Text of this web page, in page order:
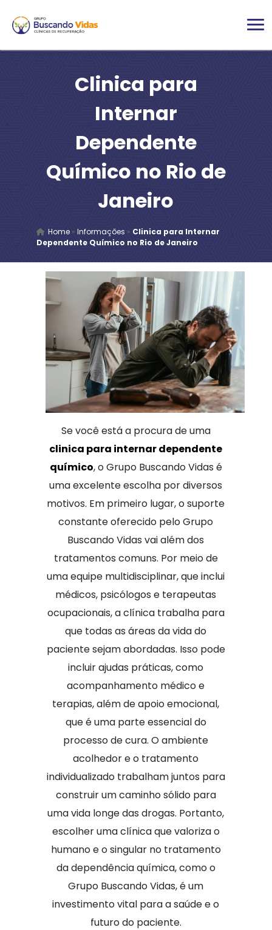
Clinica para
Internar
Dependente
Químico no Rio de
Janeiro
Home» Informações » Clinica para Internar
Dependente Químico no Rio de Janeiro
Se você está a procura de uma
clinica para internar dependente
químico, o Grupo Buscando Vidas é
uma excelente escolha por diversos
motivos. Em primeiro lugar, o suporte
constante oferecido pelo Grupo
Buscando Vidas vai além dos
tratamentos comuns. Por meio de
uma equipe multidisciplinar, que inclui
médicos, psicólogos e terapeutas
ocupacionais, a clínica trabalha para
que todas as áreas da vida do
paciente sejam abordadas. Isso pode
incluir ajudas práticas, como
acompanhamento médico e
terapias, além de apoio emocional,
que é uma parte essencial do
processo de cura. O ambiente
acolhedor e o tratamento
individualizado trabalham juntos para
construir um caminho sólido para
uma vida longe das drogas. Portanto,
escolher uma clínica que valoriza o
humano e o singular no tratamento
da dependência química, como o
Grupo Buscando Vidas, é um
investimento vital para a saúde e o
futuro do paciente.